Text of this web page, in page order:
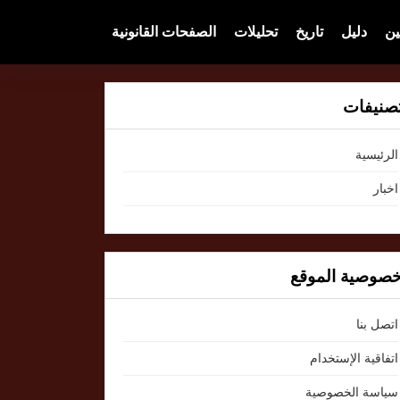
دليل تاريخ تحليلات الصفحات القانونية
الرئيسية
اخبار
الموقع
اتصل بنا
اتفاقية الإستخدام
سياسة الخصوصية